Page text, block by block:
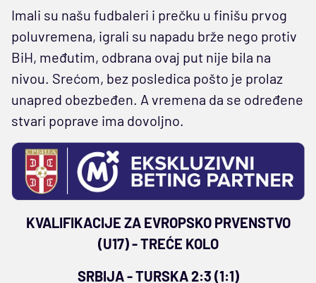
Imali su našu fudbaleri i prečku u finišu prvog
poluvremena, igrali su napadu brže nego protiv
BiH, međutim, odbrana ovaj put nije bila na
nivou. Srećom, bez posledica pošto je prolaz
unapred obezbeđen. A vremena da se određene
stvari poprave ima dovoljno.
KVALIFIKACIJE ZA EVROPSKO PRVENSTVO
(U17) - TREĆE KOLO
SRBIJA - TURSKA 2:3 (1:1)